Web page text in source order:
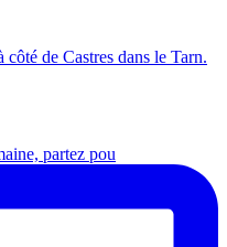
de Castres dans le Tarn.
partez pou